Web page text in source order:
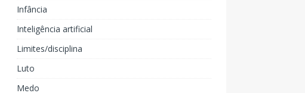
Infância
Inteligência artificial
Limites/disciplina
Luto
Medo